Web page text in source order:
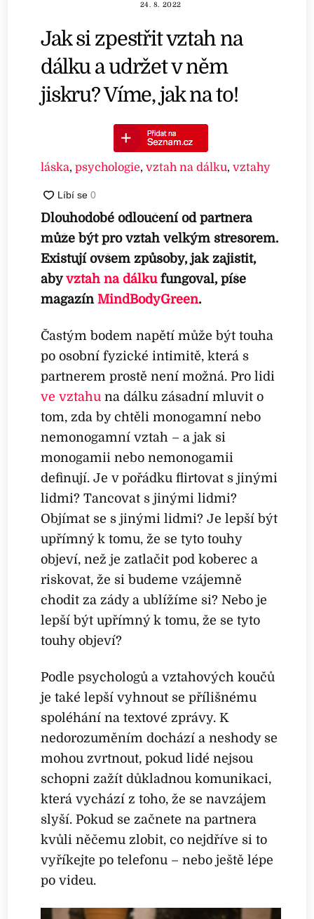
24. 8. 2022
Jak si zpestřit vztah na
dálku a udržet v něm
jiskru? Víme, jak na to!
láska,psychologie,vztah na dálku,vztahy
Dlouhodobé odloučení od partnera
může být pro vztah velkým stresorem.
Existují ovšem způsoby, jak zajistit,
abyvztah na dálkufungoval, píše
magazínMindBodyGreen.
Častým bodem napětí může být touha
po osobní fyzické intimitě, která s
partnerem prostě není možná. Pro lidi
ve vztahu na dálku zásadní mluvit o
tom, zda by chtěli monogamní nebo
nemonogamní vztah – a jak si
monogamii nebo nemonogamii
definují. Je v pořádku flirtovat s jinými
lidmi? Tancovat s jinými lidmi?
Objímat se s jinými lidmi? Je lepší být
upřímný k tomu, že se tyto touhy
objeví, než je zatlačit pod koberec a
riskovat, že si budeme vzájemně
chodit za zády a ublížíme si? Nebo je
lepší být upřímný k tomu, že se tyto
touhy objeví?
Podle psychologů a vztahových koučů
je také lepší vyhnout se přílišnému
spoléhání na textové zprávy. K
nedorozuměním dochází a neshody se
mohou zvrtnout, pokud lidé nejsou
schopni zažít důkladnou komunikaci,
která vychází z toho, že se navzájem
slyší. Pokud se začnete na partnera
kvůli něčemu zlobit, co nejdříve si to
vyříkejte po telefonu – nebo ještě lépe
po videu.